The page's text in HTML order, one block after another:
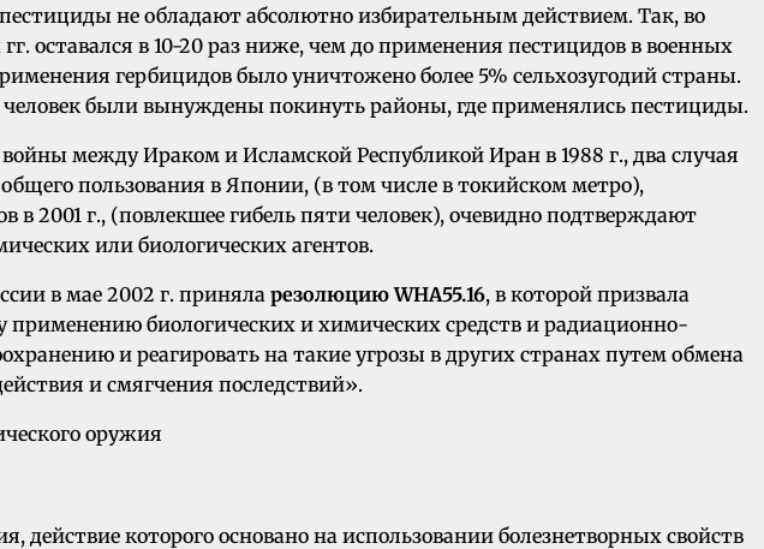
не обладают абсолютно избирательным действием. Так, во
оставался в 10-20 раз ниже, чем до применения пестицидов в военных
гербицидов было уничтожено более 5% сельхозугодий страны.
были вынуждены покинуть районы, где применялись пестициды.
войны между Ираком и Исламской Республикой Иран в 1988 г., два случая
пользования в Японии, (в том числе в токийском метро),
2001 г., (повлекшее гибель пяти человек), очевидно подтверждают
или биологических агентов.
в мае 2002 г. приняла резолюцию WHA55.16, в которой призвала
биологических и химических средств и радиационно-
и реагировать на такие угрозы в других странах путем обмена
и смягчения последствий».
которого основано на использовании болезнетворных свойств